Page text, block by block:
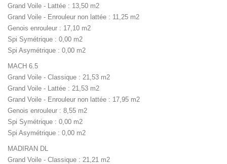
Grand Voile - Lattée : 13,50 m2
Grand Voile - Enrouleur non lattée : 11,25 m2
Genois enrouleur : 17,10 m2
Spi Symétrique : 0,00 m2
Spi Asymétrique : 0,00 m2
MACH 6.5
Grand Voile - Classique : 21,53 m2
Grand Voile - Lattée : 21,53 m2
Grand Voile - Enrouleur non lattée : 17,95 m2
Genois enrouleur : 8,55 m2
Spi Symétrique : 0,00 m2
Spi Asymétrique : 0,00 m2
MADIRAN DL
Grand Voile - Classique : 21,21 m2